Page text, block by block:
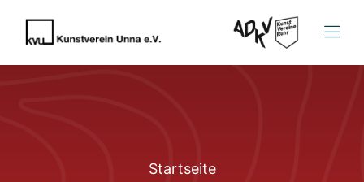
Startseite